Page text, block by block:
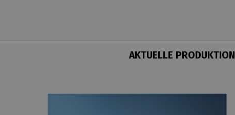
AKTUELLE PRODUKTION